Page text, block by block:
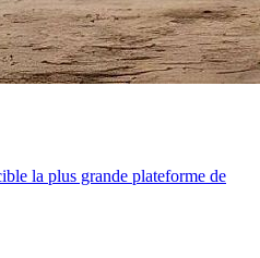
la plus grande plateforme de